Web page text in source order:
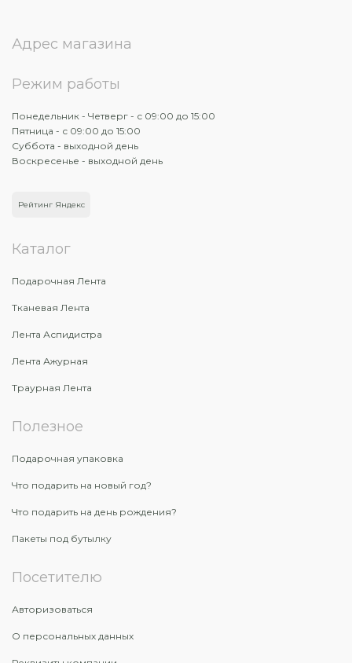
Адрес магазина
Режим работы
Понедельник - Четверг - с 09:00 до 15:00
Пятница - с 09:00 до 15:00
Суббота - выходной день
Воскресенье - выходной день
Рейтинг Яндекс
Каталог
Подарочная Лента
Тканевая Лента
Лента Аспидистра
Лента Ажурная
Траурная Лента
Полезное
Подарочная упаковка
Что подарить на новый год?
Что подарить на день рождения?
Пакеты под бутылку
Посетителю
Авторизоваться
О персональных данных